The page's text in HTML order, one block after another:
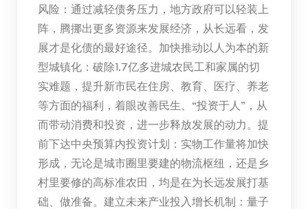
风险：通过减轻债务压力，地方政府可以轻装上
阵，腾挪出更多资源来发展经济，从长远看，发
展才是化债的最好途径。加快推动以人为本的新
型城镇化：破除1.7亿多进城农民工和家属的切
实难题，提升新市民在住房、教育、医疗、养老
等方面的福利，着眼改善民生、“投资于人”，从
而带动消费和投资，进一步释放发展的动力。提
前下达中央预算内投资计划：实物工作量将加快
形成，无论是城市圈里要建的物流枢纽，还是乡
村里要修的高标准农田，均是在为长远发展打基
础、做准备。建立未来产业投入增长机制：量子